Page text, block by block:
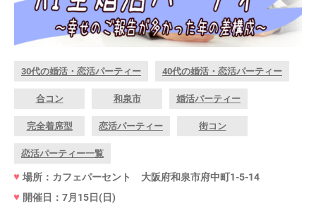
30代の婚活・恋活パーティー 40代の婚活・恋活パーティー
合コン 和泉市 婚活パーティー
完全着席型 恋活パーティー 街コン
恋活パーティー一覧
場所：カフェパーセント 大阪府和泉市府中町1-5-14
開催日：7月15日(日)